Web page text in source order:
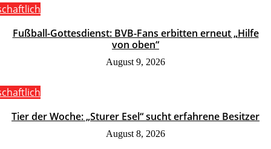
Fußball-Gottesdienst: BVB-Fans erbitten erneut „Hilfe
von oben“
August 9, 2026
Tier der Woche: „Sturer Esel“ sucht erfahrene Besitzer
August 8, 2026